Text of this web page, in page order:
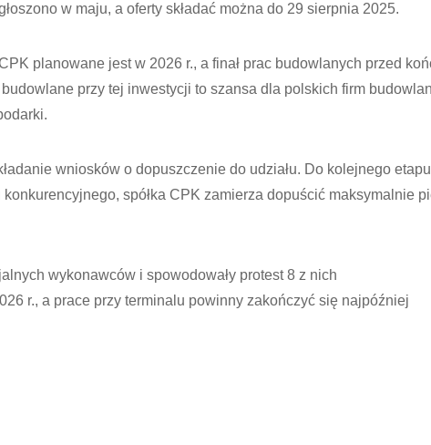
w maju, a oferty składać można do 29 sierpnia 2025.
planowane jest w 2026 r., a finał prac budowlanych przed
budowlane przy tej inwestycji to szansa dla polskich firm
wniosków o dopuszczenie do udziału. Do kolejnego etapu
spółka CPK zamierza dopuścić maksymalnie
wykonawców i spowodowały protest 8 z nich
r., a prace przy terminalu powinny zakończyć się najpóźniej